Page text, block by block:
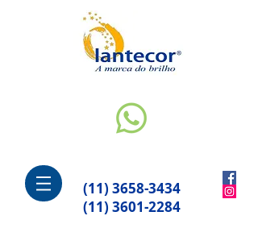
(11) 3658-3434
(11) 3601-2284